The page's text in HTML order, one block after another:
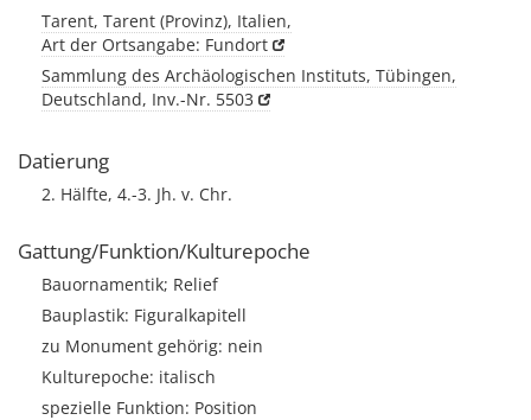
Tarent, Tarent (Provinz), Italien,
Art der Ortsangabe: Fundort
Sammlung des Archäologischen Instituts, Tübingen,
Deutschland, Inv.-Nr. 5503
Datierung
2. Hälfte, 4.-3. Jh. v. Chr.
Gattung/Funktion/Kulturepoche
Bauornamentik; Relief
Bauplastik: Figuralkapitell
zu Monument gehörig: nein
Kulturepoche: italisch
spezielle Funktion: Position